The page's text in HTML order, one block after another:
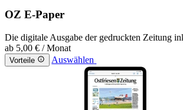
OZ E-Paper
Die digitale Ausgabe der gedruckten Zeitung
ab 5,00 € / Monat
Vorteile Auswählen